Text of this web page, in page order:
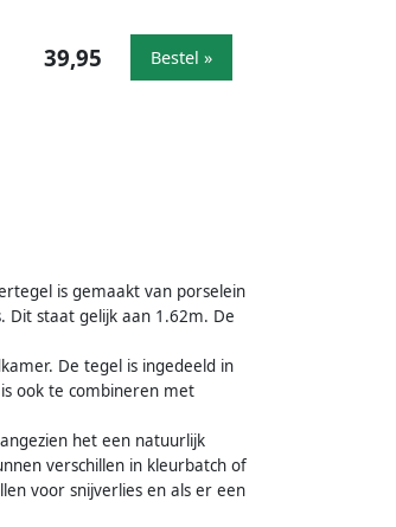
39,95 Bestel »
is gemaakt van porselein
Dit staat gelijk aan 1.62m. De
De tegel is ingedeeld in
ook te combineren met
het een natuurlijk
verschillen in kleurbatch of
voor snijverlies en als er een